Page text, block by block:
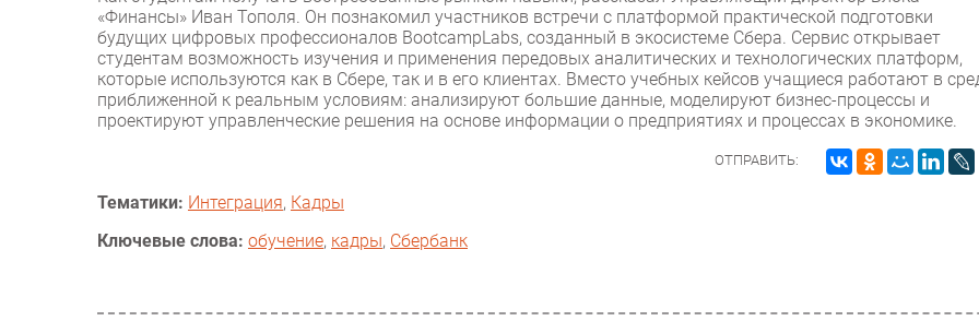
«Финансы» Иван Тополя. Он познакомил участников встречи с платформой практической подготовки
будущих цифровых профессионалов BootcampLabs, созданный в экосистеме Сбера. Сервис открывает
студентам возможность изучения и применения передовых аналитических и технологических платформ,
которые используются как в Сбере, так и в его клиентах. Вместо учебных кейсов учащиеся работают в
приближенной к реальным условиям: анализируют большие данные, моделируют бизнес-процессы и
проектируют управленческие решения на основе информации о предприятиях и процессах в экономике.
ОТПРАВИТЬ:
Тематики: Интеграция, Кадры
Ключевые слова: обучение, кадры, Сбербанк